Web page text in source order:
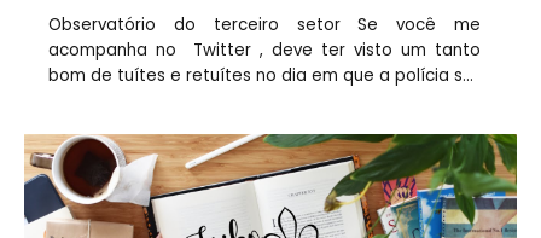
Observatório do terceiro setor Se você me
acompanha no Twitter , deve ter visto um tanto
bom de tuítes e retuítes no dia em que a polícia s...